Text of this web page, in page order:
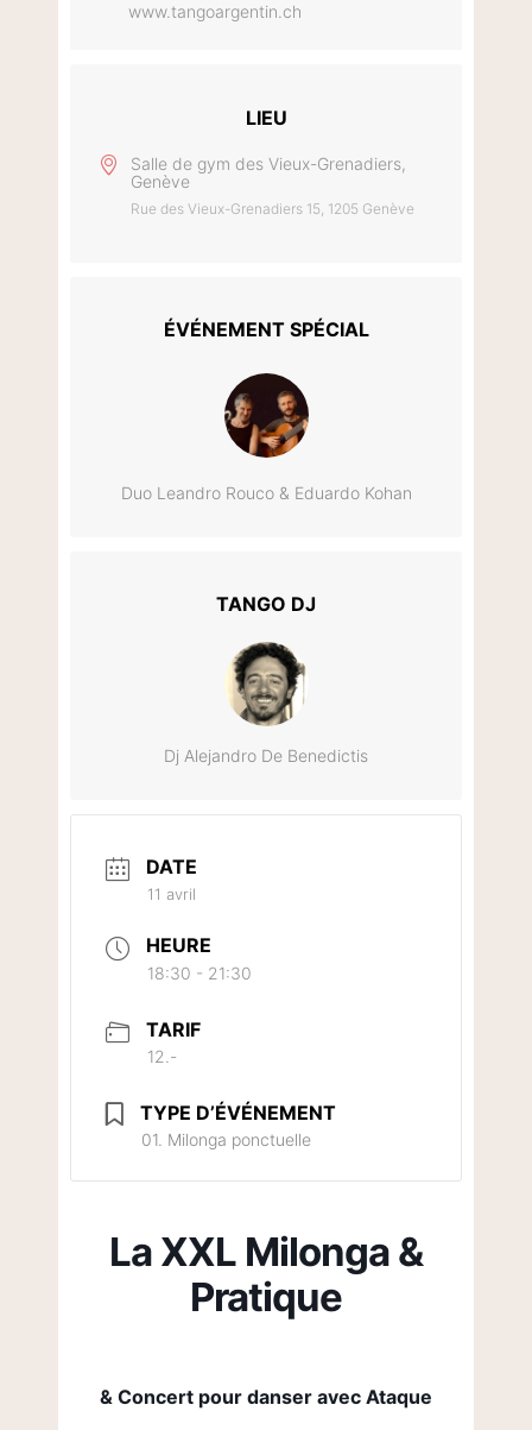
www.tangoargentin.ch
LIEU
Salle de gym des Vieux-Grenadiers,
Genève
Rue des Vieux-Grenadiers 15, 1205 Genève
ÉVÉNEMENT SPÉCIAL
Duo Leandro Rouco & Eduardo Kohan
TANGO DJ
Dj Alejandro De Benedictis
DATE
11 avril
HEURE
18:30 - 21:30
TARIF
12.-
TYPE D’ÉVÉNEMENT
01. Milonga ponctuelle
La XXL Milonga &
Pratique
& Concert pour danser avec Ataque